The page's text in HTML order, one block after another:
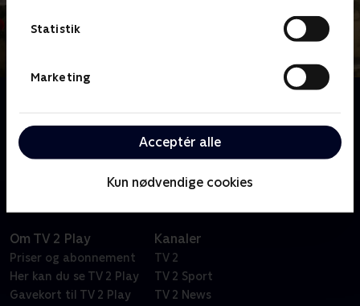
Statistik
Marketing
Acceptér alle
Kun nødvendige cookies
bachelorettes, Sofie og Mie, er klar til at finde
kærligheden.
Om TV 2 Play
Priser og abonnement
Her kan du se TV 2 Play
Gavekort til TV 2 Play
Kanaler
TV 2
TV 2 Sport
TV 2 News